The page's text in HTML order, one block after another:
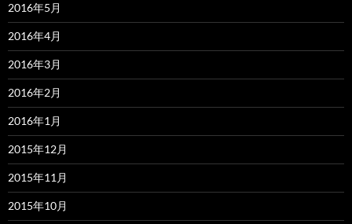
2016年5月
2016年4月
2016年3月
2016年2月
2016年1月
2015年12月
2015年11月
2015年10月